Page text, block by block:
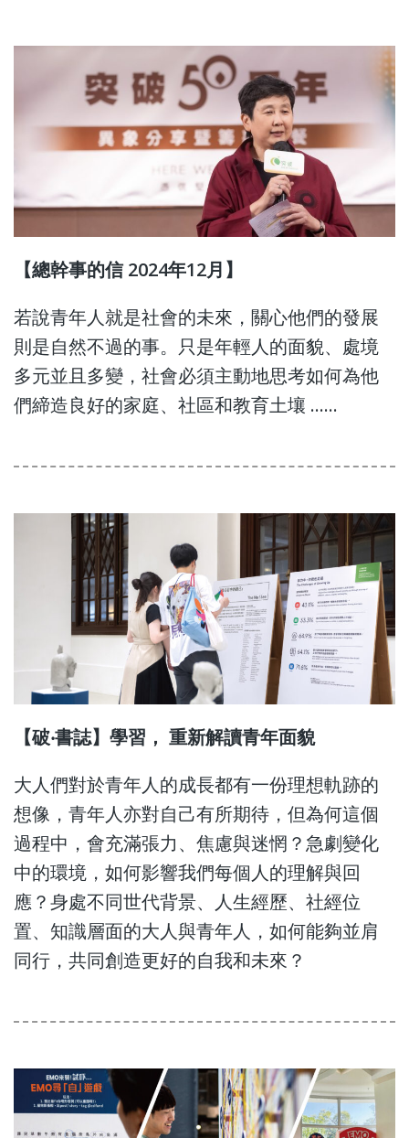
【總幹事的信 2024年12月】
若說青年人就是社會的未來，關心他們的發展
則是自然不過的事。只是年輕人的面貌、處境
多元並且多變，社會必須主動地思考如何為他
們締造良好的家庭、社區和教育土壤 ……
【破‧書誌】學習， 重新解讀青年面貌
大人們對於青年人的成長都有一份理想軌跡的
想像，青年人亦對自己有所期待，但為何這個
過程中，會充滿張力、焦慮與迷惘？急劇變化
中的環境，如何影響我們每個人的理解與回
應？身處不同世代背景、人生經歷、社經位
置、知識層面的大人與青年人，如何能夠並肩
同行，共同創造更好的自我和未來？